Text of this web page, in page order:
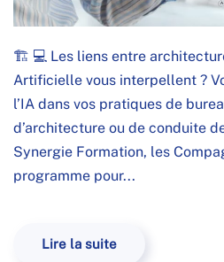
🏗️ 💻 Les liens entre
Artificielle vous interpellent ?
l’IA dans vos pratiques de
d’architecture ou de conduite
Synergie Formation, les
programme pour...
Lire la suite